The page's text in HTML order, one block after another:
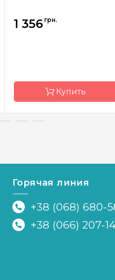
1 356 грн.
Купить
производитель
Размер
Канва
Зашивка
Горячая линия
+38 (068) 680-
+38 (066) 207-